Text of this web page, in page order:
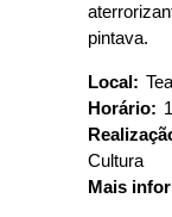
pintava.
Local:
Horário:
Cultura
Mais